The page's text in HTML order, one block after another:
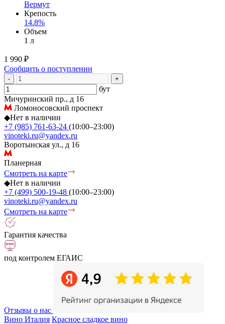
Вермут
Крепость
14.8%
Объем
1 л
1 990 ₽
Сообщить о поступлении
- +
бут
Мичуринский пр., д 16
Ломоносовский проспект
◆Нет в наличии
+7 (985) 761-63-24 (10:00–23:00)
vinoteki.ru@yandex.ru
Воротынская ул., д 16
Планерная
Смотреть на карте
◆Нет в наличии
+7 (499) 500-19-48 (10:00–23:00)
vinoteki.ru@yandex.ru
Смотреть на карте
Гарантия качества
под контролем ЕГАИС
Отзывы о нас
Вино Италия Красное сладкое вино